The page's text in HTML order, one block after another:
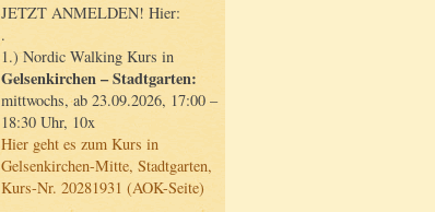
JETZT ANMELDEN! Hier:
.
1.) Nordic Walking Kurs in
Gelsenkirchen – Stadtgarten:
mittwochs, ab 23.09.2026, 17:00 –
18:30 Uhr, 10x
Hier geht es zum Kurs in
Gelsenkirchen-Mitte, Stadtgarten,
Kurs-Nr. 20281931 (AOK-Seite)